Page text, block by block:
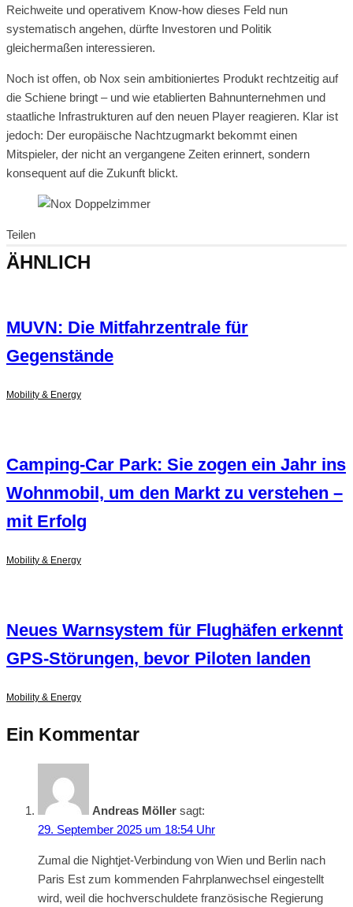
Reichweite und operativem Know-how dieses Feld nun
systematisch angehen, dürfte Investoren und Politik
gleichermaßen interessieren.
Noch ist offen, ob Nox sein ambitioniertes Produkt rechtzeitig auf
die Schiene bringt – und wie etablierten Bahnunternehmen und
staatliche Infrastrukturen auf den neuen Player reagieren. Klar ist
jedoch: Der europäische Nachtzugmarkt bekommt einen
Mitspieler, der nicht an vergangene Zeiten erinnert, sondern
konsequent auf die Zukunft blickt.
Teilen
ÄHNLICH
MUVN: Die Mitfahrzentrale für
Gegenstände
Mobility & Energy
Camping-Car Park: Sie zogen ein Jahr ins
Wohnmobil, um den Markt zu verstehen –
mit Erfolg
Mobility & Energy
Neues Warnsystem für Flughäfen erkennt
GPS-Störungen, bevor Piloten landen
Mobility & Energy
Ein Kommentar
Andreas Möller sagt:
29. September 2025 um 18:54 Uhr
Zumal die Nightjet-Verbindung von Wien und Berlin nach
Paris Est zum kommenden Fahrplanwechsel eingestellt
wird, weil die hochverschuldete französische Regierung